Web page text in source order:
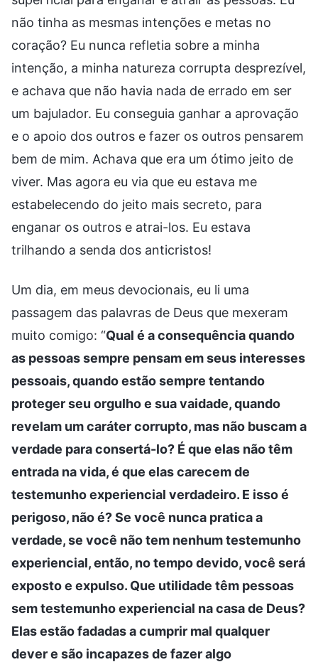
não tinha as mesmas intenções e metas no
coração? Eu nunca refletia sobre a minha
intenção, a minha natureza corrupta desprezível,
e achava que não havia nada de errado em ser
um bajulador. Eu conseguia ganhar a aprovação
e o apoio dos outros e fazer os outros pensarem
bem de mim. Achava que era um ótimo jeito de
viver. Mas agora eu via que eu estava me
estabelecendo do jeito mais secreto, para
enganar os outros e atrai-los. Eu estava
trilhando a senda dos anticristos!
Um dia, em meus devocionais, eu li uma
passagem das palavras de Deus que mexeram
muito comigo: “Qual é a consequência quando
as pessoas sempre pensam em seus interesses
pessoais, quando estão sempre tentando
proteger seu orgulho e sua vaidade, quando
revelam um caráter corrupto, mas não buscam a
verdade para consertá-lo? É que elas não têm
entrada na vida, é que elas carecem de
testemunho experiencial verdadeiro. E isso é
perigoso, não é? Se você nunca pratica a
verdade, se você não tem nenhum testemunho
experiencial, então, no tempo devido, você será
exposto e expulso. Que utilidade têm pessoas
sem testemunho experiencial na casa de Deus?
Elas estão fadadas a cumprir mal qualquer
dever e são incapazes de fazer algo